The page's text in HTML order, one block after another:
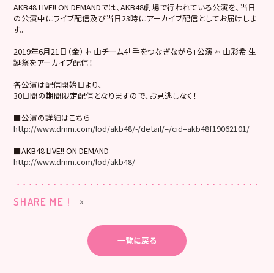
AKB48 LIVE!! ON DEMANDでは、AKB48劇場で行われている公演を、当日
の公演中にライブ配信及び当日23時にアーカイブ配信としてお届けしま
す。
2019年6月21日（金） 村山チーム4「手をつなぎながら」公演 村山彩希 生
誕祭をアーカイブ配信！
各公演は配信開始日より、
30日間の期間限定配信となりますので、お見逃しなく！
■公演の詳細はこちら
http://www.dmm.com/lod/akb48/-/detail/=/cid=akb48f19062101/
■AKB48 LIVE!! ON DEMAND
http://www.dmm.com/lod/akb48/
SHARE ME !
一覧に戻る